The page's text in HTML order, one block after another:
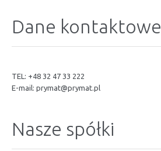
Dane kontaktowe
TEL: +48 32 47 33 222
E-mail: prymat@prymat.pl
Nasze spółki